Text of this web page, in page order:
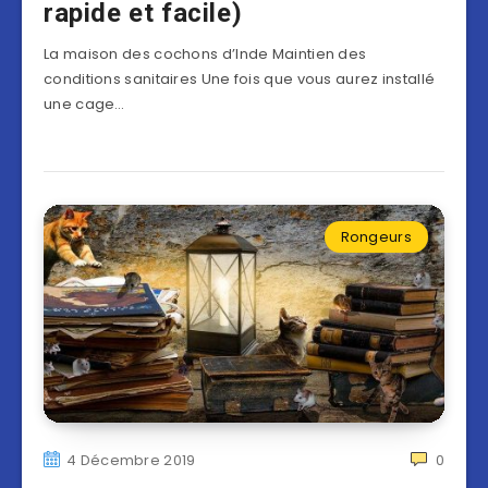
rapide et facile)
La maison des cochons d’Inde Maintien des
conditions sanitaires Une fois que vous aurez installé
une cage…
Rongeurs
4 Décembre 2019 0